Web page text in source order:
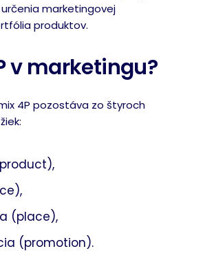
marketingovej
produktov.
v marketingu?
4P pozostáva zo štyroch
(place),
(promotion).